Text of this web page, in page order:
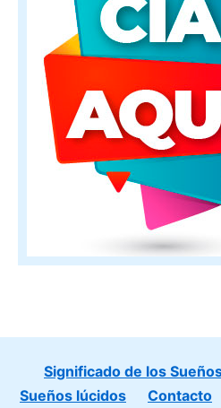
Significado de los
Sueños lúcidos
Contacto